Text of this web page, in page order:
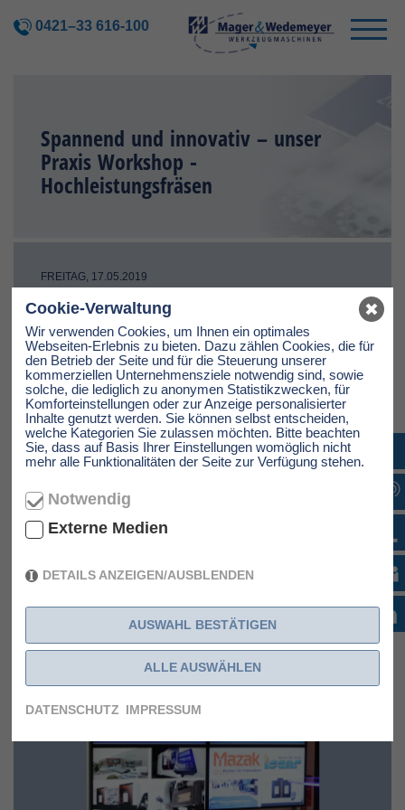
0421–33 616-100
Spannend und innovativ – unser
Praxis Workshop -
Hochleistungsfräsen
FREITAG, 17.05.2019
In Zusammenarbeit mit Mazak und ISCAR entstand am 16.
Mai ein vielseitiges Programm zum Thema
Hochleistungsfräsen.
Der Vormittag wurde interessanten Fachvorträgen gewidmet,
in denen Mazak und ISCAR den Kunden die einzelnen
Möglichkeiten näher brachten. Die Mager & Wedemeyer
Spezialisten standen ebenfalls für Fragen zur Verfügung.
Am Nachmittag erlebten die Interessenten hautnah
die überragenden Fräs-Technologie anhand einer VTC 530 C
mit Siemens Sinumerik - Steuerung. Hier wurden auch live
die leistungsstarken Zerspanungswerkzeuge von ISCAR
Die Teilnehmer verließen uns nach erhalt einer
ausgefüllten und lehrreichen Tag erlebt zu haben.
Wir bedanken uns bei den Partner Mazak und ISCAR, sowie
Cookie-Verwaltung
Wir verwenden Cookies, um Ihnen ein optimales
Webseiten-Erlebnis zu bieten. Dazu zählen Cookies, die für
den Betrieb der Seite und für die Steuerung unserer
kommerziellen Unternehmensziele notwendig sind, sowie
solche, die lediglich zu anonymen Statistikzwecken, für
Komforteinstellungen oder zur Anzeige personalisierter
Inhalte genutzt werden. Sie können selbst entscheiden,
welche Kategorien Sie zulassen möchten. Bitte beachten
Sie, dass auf Basis Ihrer Einstellungen womöglich nicht
mehr alle Funktionalitäten der Seite zur Verfügung stehen.
Notwendig
Externe Medien
DETAILS ANZEIGEN/AUSBLENDEN
AUSWAHL BESTÄTIGEN
ALLE AUSWÄHLEN
DATENSCHUTZ IMPRESSUM